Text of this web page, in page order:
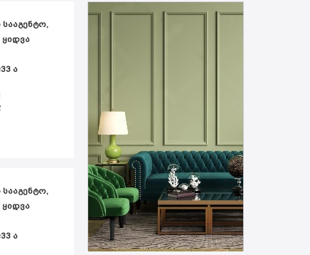
ᲡᲐᲐᲒᲔᲜᲢᲝ,
ᲧᲘᲓᲕᲐ
ა
ᲡᲐᲐᲒᲔᲜᲢᲝ,
ᲧᲘᲓᲕᲐ
ა